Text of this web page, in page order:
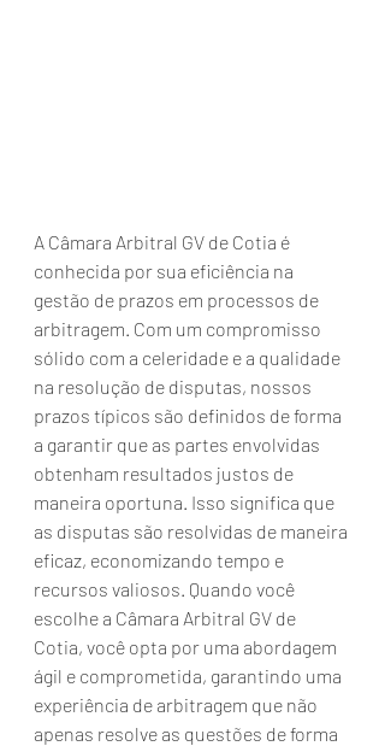
A Câmara Arbitral GV de Cotia é
conhecida por sua eficiência na
gestão de prazos em processos de
arbitragem. Com um compromisso
sólido com a celeridade e a qualidade
na resolução de disputas, nossos
prazos típicos são definidos de forma
a garantir que as partes envolvidas
obtenham resultados justos de
maneira oportuna. Isso significa que
as disputas são resolvidas de maneira
eficaz, economizando tempo e
recursos valiosos. Quando você
escolhe a Câmara Arbitral GV de
Cotia, você opta por uma abordagem
ágil e comprometida, garantindo uma
experiência de arbitragem que não
apenas resolve as questões de forma